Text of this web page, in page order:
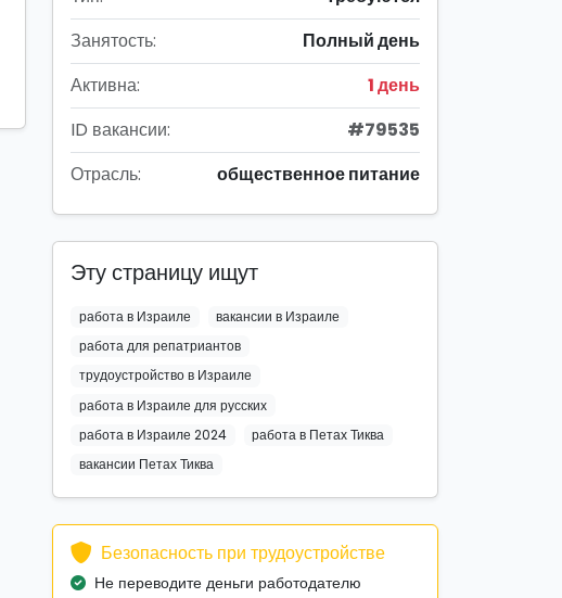
Занятость:
Полный день
Активна:
1 день
ID вакансии:
#79535
Отрасль:
общественное питание
Эту страницу ищут
работа в Израиле
вакансии в Израиле
работа для репатриантов
трудоустройство в Израиле
работа в Израиле для русских
работа в Израиле 2024
работа в Петах Тиква
вакансии Петах Тиква
Безопасность при трудоустройстве
Не переводите деньги работодателю